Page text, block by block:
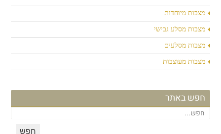
מצבות מיוחדות
מצבות מסלע גבישי
מצבות מסלעים
מצבות מעוצבות
חפש באתר